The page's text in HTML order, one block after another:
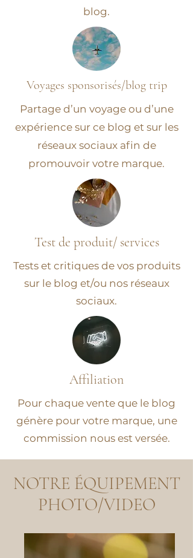
blog.
Voyages sponsorisés/blog trip
Partage d’un voyage ou d’une
expérience sur ce blog et sur les
réseaux sociaux afin de
promouvoir votre marque.
Test de produit/ services
Tests et critiques de vos produits
sur le blog et/ou nos réseaux
sociaux.
Affiliation
Pour chaque vente que le blog
génère pour votre marque, une
commission nous est versée.
NOTRE ÉQUIPEMENT
PHOTO/VIDEO